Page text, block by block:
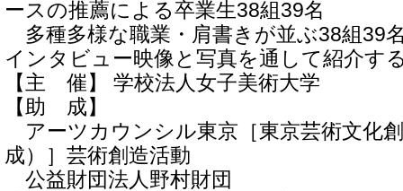
ースの推薦による卒業生38組39名
多種多様な職業・肩書きが並ぶ38組39
インタビュー映像と写真を通して紹介す
【主 催】 学校法人女子美術大学
【助 成】
アーツカウンシル東京［東京芸術文化
成）］芸術創造活動
公益財団法人野村財団